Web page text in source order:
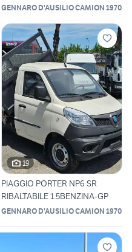
GENNARO D'AUSILIO CAMION 1970
19
PIAGGIO PORTER NP6 SR
RIBALTABILE 1.5BENZINA-GP
GENNARO D'AUSILIO CAMION 1970